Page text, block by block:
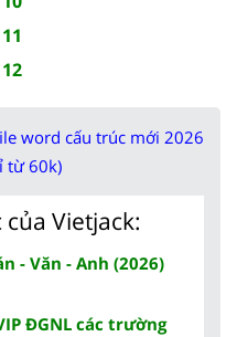
word cấu trúc mới 2026
từ 60k)
Vietjack:
- Văn - Anh (2026)
ĐGNL các trường